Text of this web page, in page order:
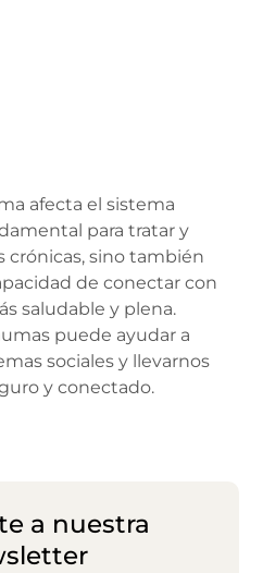
afecta el sistema
para tratar y
crónicas, sino también
de conectar con
saludable y plena.
puede ayudar a
sociales y llevarnos
y conectado.
a nuestra